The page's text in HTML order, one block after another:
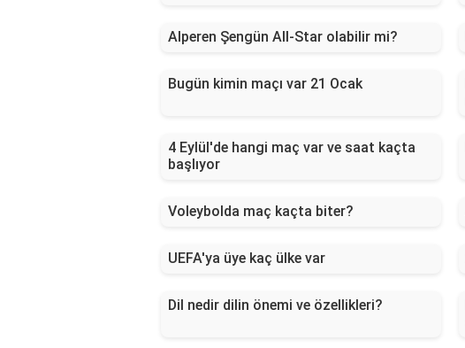
Alperen Şengün All-Star olabilir mi?
Bugün kimin maçı var 21 Ocak
4 Eylül'de hangi maç var ve saat kaçta
başlıyor
Voleybolda maç kaçta biter?
UEFA'ya üye kaç ülke var
Dil nedir dilin önemi ve özellikleri?